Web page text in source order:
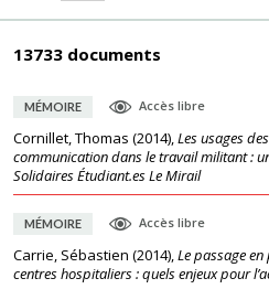
13733 documents
MÉMOIRE Accès libre
Cornillet, Thomas (2014),Les usages
communication dans le travail militant :
Solidaires Étudiant.es Le Mirail
MÉMOIRE Accès libre
Carrie, Sébastien (2014),Le passage
centres hospitaliers : quels enjeux pour